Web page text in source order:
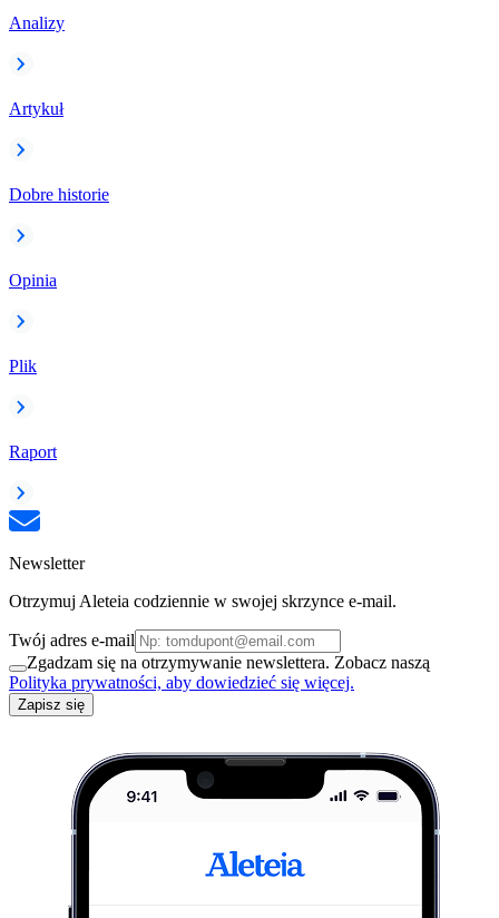
Analizy
Artykuł
Dobre historie
Opinia
Plik
Raport
Newsletter
Otrzymuj Aleteia codziennie w swojej skrzynce e-mail.
Twój adres e-mail
Zgadzam się na otrzymywanie newslettera. Zobacz naszą
Polityka prywatności, aby dowiedzieć się więcej.
Zapisz się